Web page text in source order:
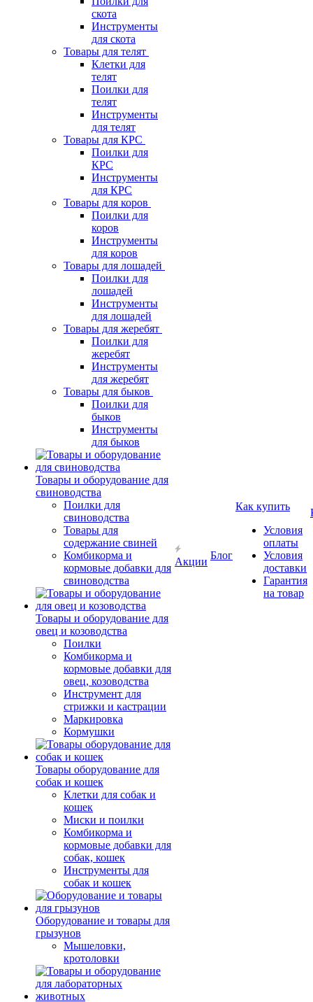
скота
Инструменты
для скота
Товары для телят
Клетки для
телят
Поилки для
телят
Инструменты
для телят
Товары для КРС
Поилки для
КРС
Инструменты
для КРС
Товары для коров
Поилки для
коров
Инструменты
для коров
Товары для лошадей
Поилки для
лошадей
Инструменты
для лошадей
Товары для жеребят
Поилки для
жеребят
Инструменты
для жеребят
Товары для быков
Поилки для
быков
Инструменты
для быков
Товары и оборудование для
свиноводства
Поилки для
свиноводства
Товары для
содержание свиней
Комбикорма и
кормовые добавки для
свиноводства
Товары и оборудование для
овец и козоводства
Поилки
Комбикорма и
кормовые добавки для
овец, козоводства
Инструмент для
стрижки и кастрации
Маркировка
Кормушки
Товары оборудование для
собак и кошек
Клетки для собак и
кошек
Миски и поилки
Комбикорма и
кормовые добавки для
собак, кошек
Инструменты для
собак и кошек
Оборудование и товары для
грызунов
Мышеловки,
кротоловки
Акции
Блог
Как купить
Условия
оплаты
Условия
доставки
Гарантия
на товар